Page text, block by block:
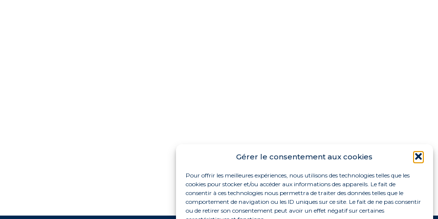
Gérer le consentement aux cookies
Pour offrir les meilleures expériences, nous utilisons des technologies telles que les
cookies pour stocker et/ou accéder aux informations des appareils. Le fait de
consentir à ces technologies nous permettra de traiter des données telles que le
comportement de navigation ou les ID uniques sur ce site. Le fait de ne pas consentir
ou de retirer son consentement peut avoir un effet négatif sur certaines